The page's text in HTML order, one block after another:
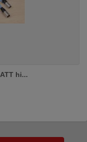
hi...